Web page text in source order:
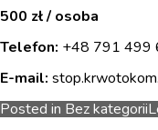
500 zł / osoba
Telefon: +48 791 499
E-mail:
Posted in Bez kategorii